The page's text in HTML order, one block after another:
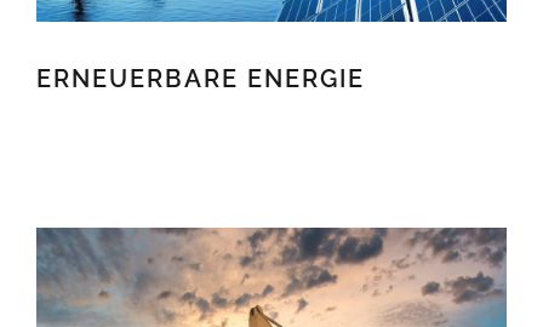
ERNEUERBARE ENERGIE